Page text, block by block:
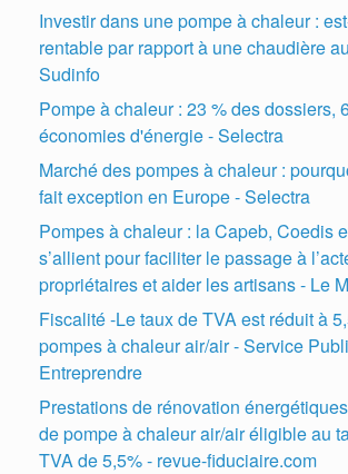
Investir dans une pompe à chaleur :
rentable par rapport à une chaudière
Sudinfo
Pompe à chaleur : 23 % des dossiers,
économies d'énergie - Selectra
Marché des pompes à chaleur :
fait exception en Europe - Selectra
Pompes à chaleur : la Capeb, Coedis
s’allient pour faciliter le passage à
propriétaires et aider les artisans - Le
Fiscalité -Le taux de TVA est réduit à
pompes à chaleur air/air - Service
Entreprendre
Prestations de rénovation
de pompe à chaleur air/air éligible au
TVA de 5,5% - revue-fiduciaire.com